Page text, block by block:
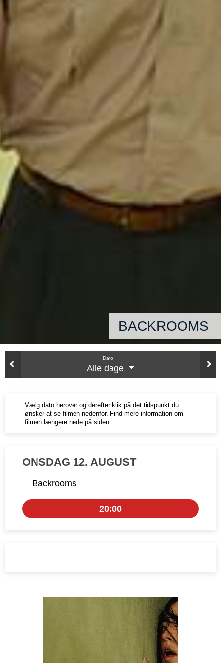
BACKROOMS
Dato
Alle dage
Vælg dato herover og derefter klik på det tidspunkt du
ønsker at se filmen nedenfor. Find mere information om
filmen længere nede på siden.
ONSDAG 12. AUGUST
Backrooms
20:00